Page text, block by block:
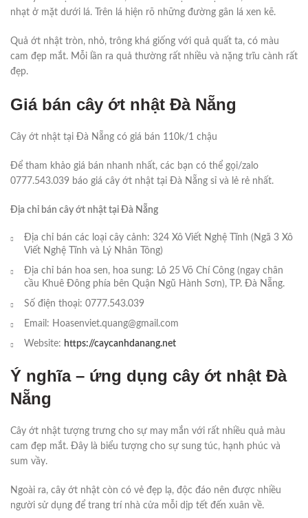
nhạt ở mặt dưới lá. Trên lá hiện rõ những đường gân lá xen kẽ.
Quả ớt nhật tròn, nhỏ, trông khá giống với quả quất ta, có màu
cam đẹp mắt. Mỗi lần ra quả thường rất nhiều và nặng trĩu cành rất
đẹp.
Giá bán cây ớt nhật Đà Nẵng
Cây ớt nhật tại Đà Nẵng có giá bán 110k/1 chậu
Để tham khảo giá bán nhanh nhất, các bạn có thể gọi/zalo
0777.543.039 báo giá cây ớt nhật tại Đà Nẵng sỉ và lẻ rẻ nhất.
Địa chỉ bán cây ớt nhật tại Đà Nẵng
Địa chỉ bán các loại cây cảnh: 324 Xô Viết Nghệ Tĩnh (Ngã 3 Xô
Viết Nghệ Tĩnh và Lý Nhân Tông)
Địa chỉ bán hoa sen, hoa sung: Lô 25 Võ Chí Công (ngay chân
cầu Khuê Đông phía bên Quận Ngũ Hành Sơn), TP. Đà Nẵng.
Số điện thoại: 0777.543.039
Email: Hoasenviet.quang@gmail.com
Website: https://caycanhdanang.net
Ý nghĩa – ứng dụng cây ớt nhật Đà
Nẵng
Cây ớt nhật tượng trưng cho sự may mắn với rất nhiều quả màu
cam đẹp mắt. Đây là biểu tượng cho sự sung túc, hạnh phúc và
sum vầy.
Ngoài ra, cây ớt nhật còn có vẻ đẹp lạ, độc đáo nên được nhiều
người sử dụng để trang trí nhà cửa mỗi dịp tết đến xuân về.